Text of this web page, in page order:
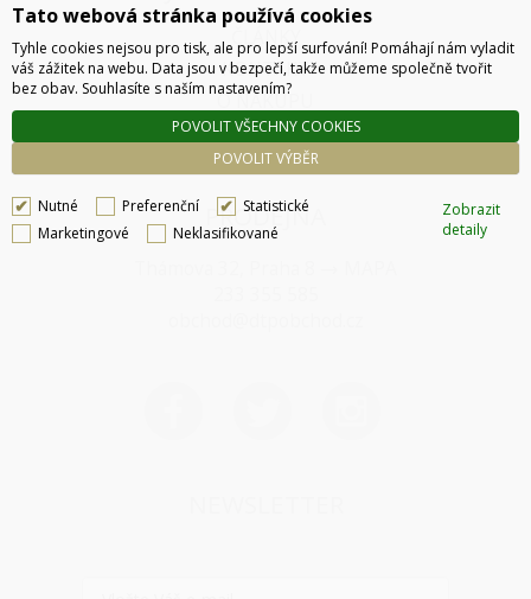
ČLÁNKY
KONTAKT
O NÁKUPU
SPRÁVA COOKIES
PRODEJNA
Tato webová stránka používá cookies
Tyhle cookies nejsou pro tisk, ale pro lepší surfování! Pomáhají nám vyladit
váš zážitek na webu. Data jsou v bezpečí, takže můžeme společně tvořit
bez obav. Souhlasíte s naším nastavením?
POVOLIT VÝBĚR
POVOLIT VŠECHNY COOKIES
Nutné Preferenční
Statistické
Marketingové
Neklasifikované
Zobrazit
detaily